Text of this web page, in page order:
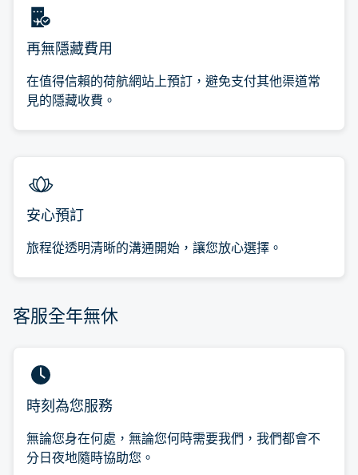
再無隱藏費用
在值得信賴的荷航網站上預訂，避免支付其他渠道常
見的隱藏收費。
安心預訂
旅程從透明清晰的溝通開始，讓您放心選擇。
客服全年無休
時刻為您服務
無論您身在何處，無論您何時需要我們，我們都會不
分日夜地隨時協助您。